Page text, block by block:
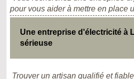
pour vous aider à mettre en place
Une entreprise d'électricité à
sérieuse
Trouver un artisan qualifié et